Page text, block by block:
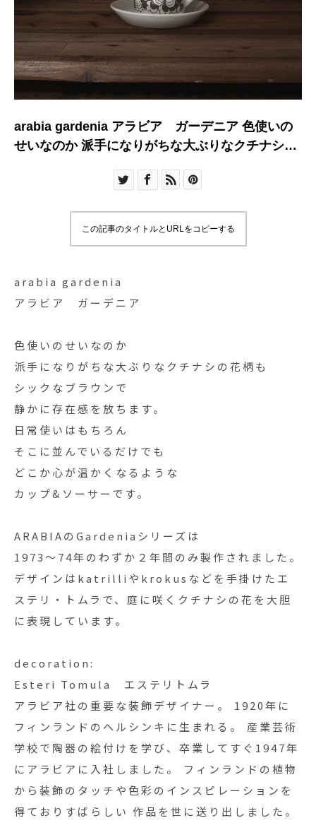
arabia gardenia アラビア ガーデニア 色使いの
せいなのか 派手になりがちな大ぶりなクチナシの
この記事のタイトルとURLをコピーする
arabia gardenia
アラビア ガーデニア
色使いのせいなのか
派手になりがちな大ぶりなクチナシの花柄も
シックなブラウンで
静かに存在感を放ちます。
日常使いはもちろん
そこに並んでいるだけでも
どこか心が温かくなるような
カップ&ソーサーです。
ARABIAのGardeniaシリーズは
1973～74年のわずか２年間のみ製作されました。
デザインはkatrilliやkrokusなどを手掛けたエ
ステリ・トムラで、庭に咲くクチナシの花を大胆
に表現しています。
decoration:
Esteri Tomula エステリトムラ
アラビア社の重要な装飾デザイナー。 1920年に
フィンランドのヘルシンキに生まれる。 産業芸術
学校で陶器の絵付けを学び、卒業してすぐ1947年
にアラビアに入社しました。 フィンランドの植物
から装飾のタッチや色彩のインスピレーションを
得ておりすばらしい 作品を世に送り出しました。